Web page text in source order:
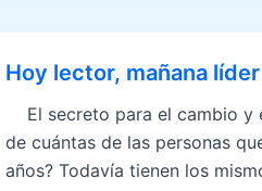
Hoy lector, mañana líder
El secreto para el cambio y
de cuántas de las personas
años? Todavía tienen los